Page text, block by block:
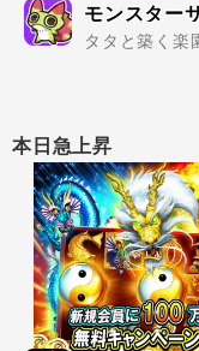
モンスター
タタと築く楽
本日急上昇